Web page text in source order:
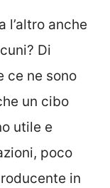
l’altro anche
Di
ce ne sono
un cibo
utile e
poco
in